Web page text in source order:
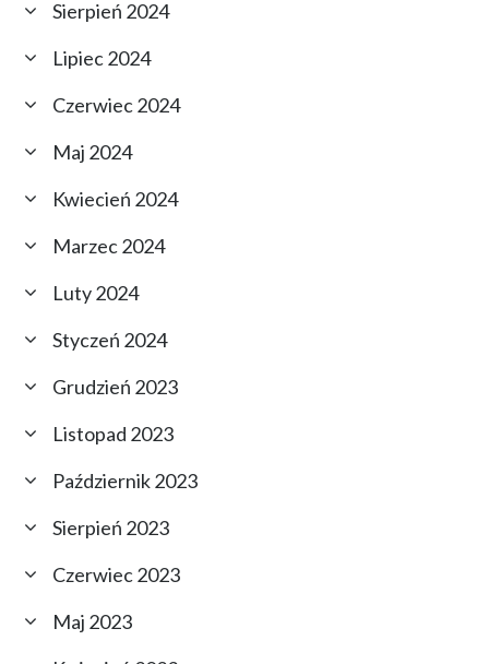
Sierpień 2024
Lipiec 2024
Czerwiec 2024
Maj 2024
Kwiecień 2024
Marzec 2024
Luty 2024
Styczeń 2024
Grudzień 2023
Listopad 2023
Październik 2023
Sierpień 2023
Czerwiec 2023
Maj 2023